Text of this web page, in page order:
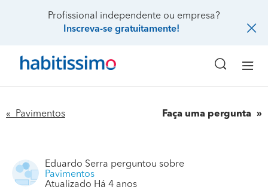
Profissional independente ou empresa?
Inscreva-se gratuitamente!
« Pavimentos Faça uma pergunta
Eduardo Serra perguntou sobre
Pavimentos
Atualizado Há 4 anos